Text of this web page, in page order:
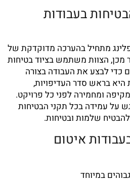
בעבודות
מתחיל בהערכה מדוקדקת של
הצוות משתמש בציוד בטיחות
כדי לבצע את העבודה בצורה
היא בראש סדר העדיפויות,
ומחמירה לפני כל פרויקט.
על עמידה בכל תקני הבטיחות
להבטיח שלמות ובטיחות.
איטום
במיוחד